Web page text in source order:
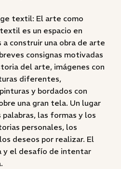
textil: El arte como
es un espacio en
a construir una obra de arte
consignas motivadas
del arte, imágenes con
diferentes,
y bordados con
una gran tela. Un lugar
palabras, las formas y los
personales, los
deseos por realizar. El
y el desafío de intentar